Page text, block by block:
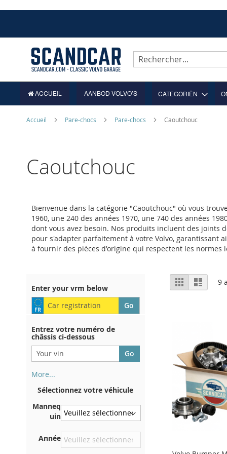
contenu
Rechercher
ACCUEIL AANBOD VOLVO’S CATEGORIËN
Accueil Pare-chocs Pare-chocs Caoutchouc
Caoutchouc
Bienvenue dans la catégorie "Caoutchouc" où vous
1960, une 240 des années 1970, une 740 des années
dont vous avez besoin. Nos produits incluent des joints
pour s'adapter parfaitement à votre Volvo, garantissant
à fournir des pièces d'origine qui respectent les normes
Afficher
en
GrilleListe 9
Enter your vrm below
Entrez votre numéro de
châssis ci-dessous
More...
au dos de votre certificat
d'immatriculation. Et aussi
dans la voiture
Sur la plaque inférieure du
siège avant droit
Sélectionnez votre véhicule
Manneq
uin
Année